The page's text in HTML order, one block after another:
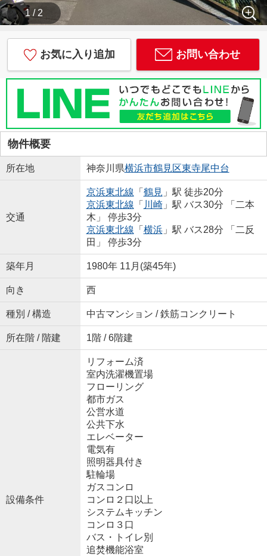
1 / 2
お気に入り追加 お問い合わせ
物件概要
所在地 神奈川県横浜市鶴見区東寺尾中台
交通
京浜東北線 「 鶴見 」駅 徒歩20分
京浜東北線 「 川崎」駅 バス30分 「二本
木」 停歩3分
京浜東北線 「 横浜」駅 バス28分 「二反
田」 停歩3分
築年月 1980年 11月(築45年)
向き 西
種別 / 構造 中古マンション / 鉄筋コンクリート
所在階 / 階建 1階 / 6階建
設備条件
リフォーム済
室内洗濯機置場
フローリング
都市ガス
公営水道
公共下水
エレベーター
電気有
照明器具付き
駐輪場
ガスコンロ
コンロ２口以上
システムキッチン
コンロ３口
バス・トイレ別
追焚機能浴室